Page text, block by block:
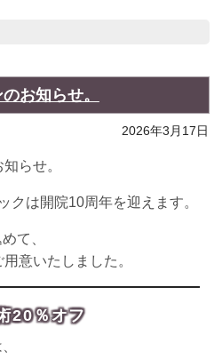
お知らせ。
2026年3月17日
らせ。
クは開院10周年を迎えます。
て、
用意いたしました。
20％オフ